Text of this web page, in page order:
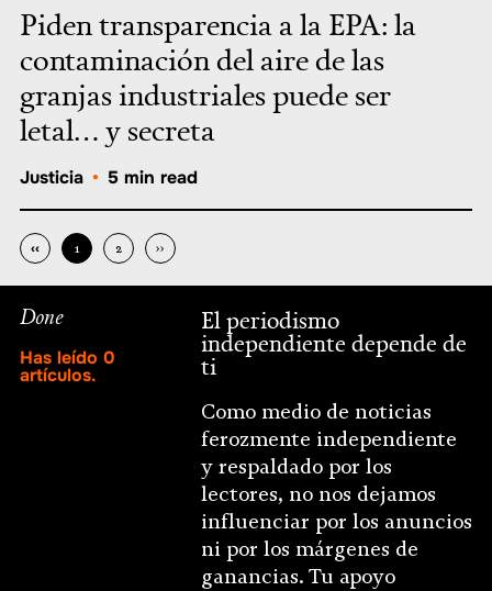
Piden transparencia a la EPA: la
contaminación del aire de las
granjas industriales puede ser
letal… y secreta
Justicia • 5 min read
‹‹ 1 2 ››
Done
Has leído 0
artículos.
El periodismo
independiente depende de
ti
Como medio de noticias
ferozmente independiente
y respaldado por los
lectores, no nos dejamos
influenciar por los anuncios
ni por los márgenes de
ganancias. Tu apoyo